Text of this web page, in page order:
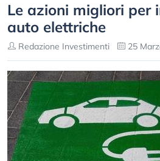
Le azioni migliori per
auto elettriche
Redazione Investimenti 25